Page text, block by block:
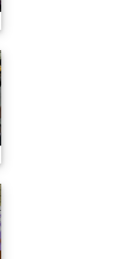
0829新生迎新
0829新生迎新